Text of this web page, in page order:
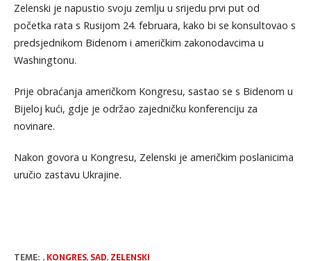
Zelenski je napustio svoju zemlju u srijedu prvi put od
početka rata s Rusijom 24. februara, kako bi se konsultovao s
predsjednikom Bidenom i američkim zakonodavcima u
Washingtonu.
Prije obraćanja američkom Kongresu, sastao se s Bidenom u
Bijeloj kući, gdje je održao zajedničku konferenciju za
novinare.
Nakon govora u Kongresu, Zelenski je američkim poslanicima
uručio zastavu Ukrajine.
TEME: , KONGRES, SAD, ZELENSKI